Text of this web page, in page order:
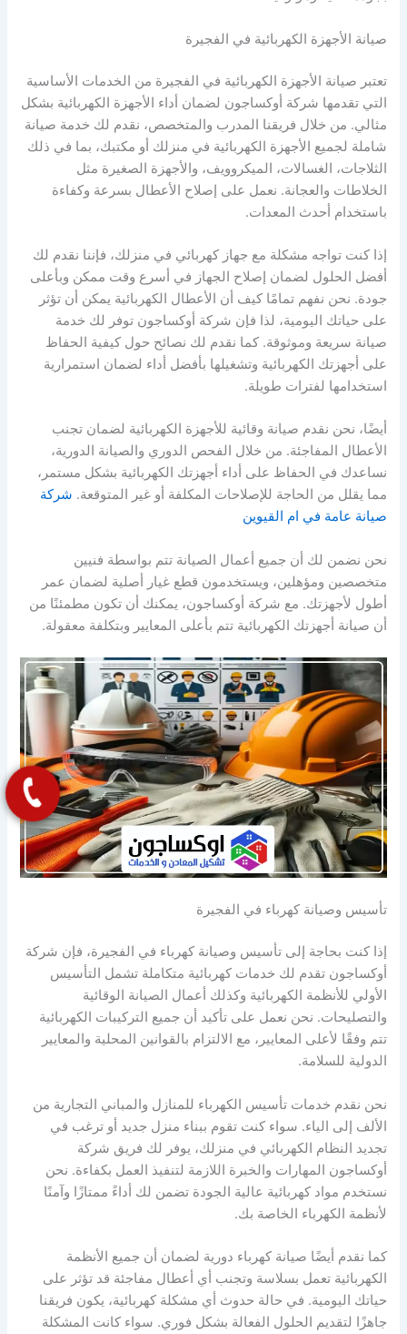
صيانة الأجهزة الكهربائية في الفجيرة
تعتبر صيانة الأجهزة الكهربائية في الفجيرة من الخدمات الأساسية
التي تقدمها شركة أوكساجون لضمان أداء الأجهزة الكهربائية بشكل
مثالي. من خلال فريقنا المدرب والمتخصص، نقدم لك خدمة صيانة
شاملة لجميع الأجهزة الكهربائية في منزلك أو مكتبك، بما في ذلك
الثلاجات، الغسالات، الميكروويف، والأجهزة الصغيرة مثل
الخلاطات والعجانة. نعمل على إصلاح الأعطال بسرعة وكفاءة
باستخدام أحدث المعدات.
إذا كنت تواجه مشكلة مع جهاز كهربائي في منزلك، فإننا نقدم لك
أفضل الحلول لضمان إصلاح الجهاز في أسرع وقت ممكن وبأعلى
جودة. نحن نفهم تمامًا كيف أن الأعطال الكهربائية يمكن أن تؤثر
على حياتك اليومية، لذا فإن شركة أوكساجون توفر لك خدمة
صيانة سريعة وموثوقة. كما نقدم لك نصائح حول كيفية الحفاظ
على أجهزتك الكهربائية وتشغيلها بأفضل أداء لضمان استمرارية
استخدامها لفترات طويلة.
أيضًا، نحن نقدم صيانة وقائية للأجهزة الكهربائية لضمان تجنب
الأعطال المفاجئة. من خلال الفحص الدوري والصيانة الدورية،
نساعدك في الحفاظ على أداء أجهزتك الكهربائية بشكل مستمر،
مما يقلل من الحاجة للإصلاحات المكلفة أو غير المتوقعة. شركة
صيانة عامة في ام القيوين
نحن نضمن لك أن جميع أعمال الصيانة تتم بواسطة فنيين
متخصصين ومؤهلين، ويستخدمون قطع غيار أصلية لضمان عمر
أطول لأجهزتك. مع شركة أوكساجون، يمكنك أن تكون مطمئنًا من
أن صيانة أجهزتك الكهربائية تتم بأعلى المعايير وبتكلفة معقولة.
تأسيس وصيانة كهرباء في الفجيرة
إذا كنت بحاجة إلى تأسيس وصيانة كهرباء في الفجيرة، فإن شركة
أوكساجون تقدم لك خدمات كهربائية متكاملة تشمل التأسيس
الأولي للأنظمة الكهربائية وكذلك أعمال الصيانة الوقائية
والتصليحات. نحن نعمل على تأكيد أن جميع التركيبات الكهربائية
تتم وفقًا لأعلى المعايير، مع الالتزام بالقوانين المحلية والمعايير
الدولية للسلامة.
نحن نقدم خدمات تأسيس الكهرباء للمنازل والمباني التجارية من
الألف إلى الياء. سواء كنت تقوم ببناء منزل جديد أو ترغب في
تجديد النظام الكهربائي في منزلك، يوفر لك فريق شركة
أوكساجون المهارات والخبرة اللازمة لتنفيذ العمل بكفاءة. نحن
نستخدم مواد كهربائية عالية الجودة تضمن لك أداءً ممتازًا وآمنًا
لأنظمة الكهرباء الخاصة بك.
كما نقدم أيضًا صيانة كهرباء دورية لضمان أن جميع الأنظمة
الكهربائية تعمل بسلاسة وتجنب أي أعطال مفاجئة قد تؤثر على
حياتك اليومية. في حالة حدوث أي مشكلة كهربائية، يكون فريقنا
جاهزًا لتقديم الحلول الفعالة بشكل فوري. سواء كانت المشكلة